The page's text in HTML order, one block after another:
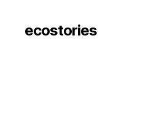
ecostories